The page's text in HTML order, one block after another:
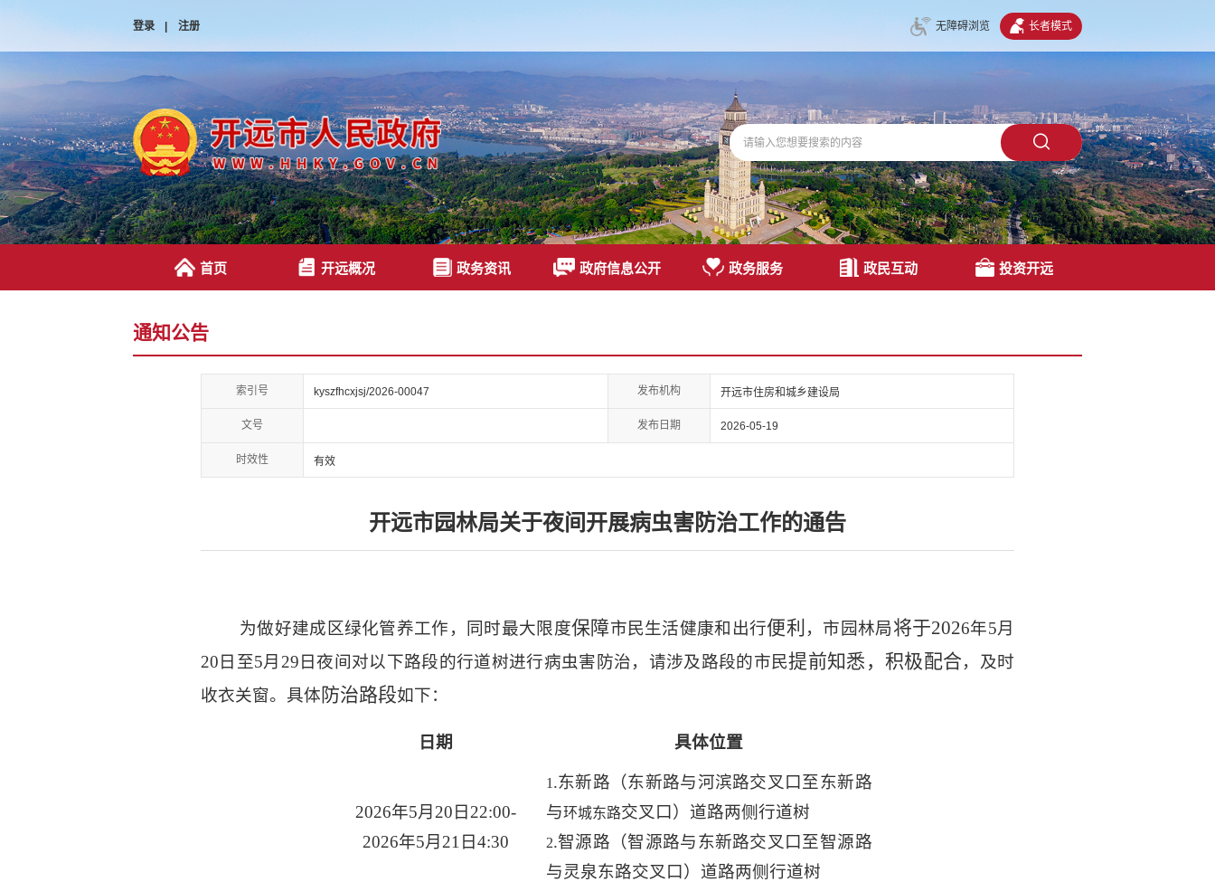
登录 | 注册 无障碍浏览 长者模式
首页 开远概况 政务资讯 政府信息公开 政务服务 政民互动 投资开远
通知公告
索引号 kyszfhcxjsj/2026-00047 发布机构 开远市住房和城乡建设局
文号 发布日期 2026-05-19
时效性 有效
开远市园林局关于夜间开展病虫害防治工作的通告
为做好建成区绿化管养工作，同时最大限度保障市民生活健康和出行便利 ，市园林局将于2026年5月
20日至5月 29日夜间对以下路段的行道树进行病虫害防治，请涉及路段的市民提前知悉，积极配合，及时
收衣关窗。具体防治路段如下：
日期 具体位置
2026年5月 20 日 22:00-
2026年5月 21 日 4:30
1 .东新路（东新路与河滨路交叉口至东新路
与环城东路交叉口）道路两侧行道树
2.智源路（智源路与东新路交叉口至智源路
与灵泉东路交叉口）道路两侧行道树